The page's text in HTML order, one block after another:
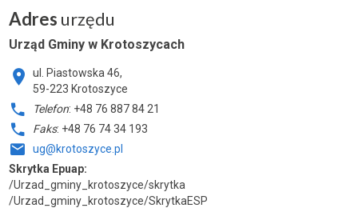
Adres urzędu
Urząd Gminy w Krotoszycach
ul. Piastowska 46,
59-223 Krotoszyce
Telefon: +48 76 887 84 21
Faks: +48 76 74 34 193
ug@krotoszyce.pl
Skrytka Epuap:
/Urzad_gminy_krotoszyce/skrytka
/Urzad_gminy_krotoszyce/SkrytkaESP